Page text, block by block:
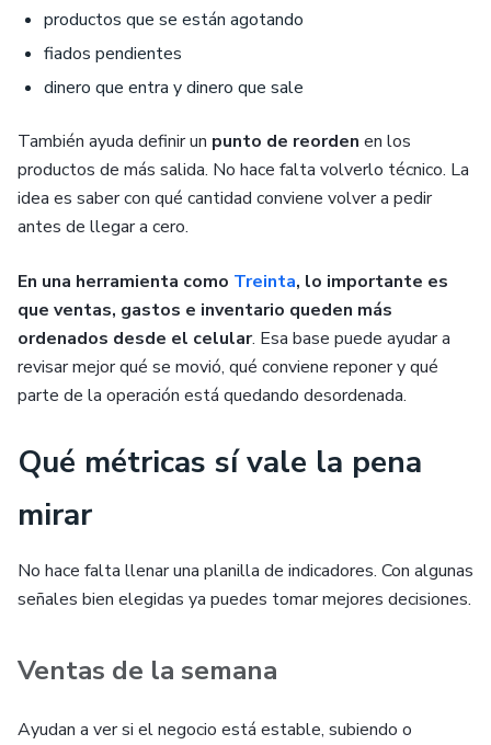
productos que se están agotando
fiados pendientes
dinero que entra y dinero que sale
También ayuda definir un punto de reorden en los
productos de más salida. No hace falta volverlo técnico. La
idea es saber con qué cantidad conviene volver a pedir
antes de llegar a cero.
En una herramienta como Treinta, lo importante es
que ventas, gastos e inventario queden más
ordenados desde el celular. Esa base puede ayudar a
revisar mejor qué se movió, qué conviene reponer y qué
parte de la operación está quedando desordenada.
Qué métricas sí vale la pena
mirar
No hace falta llenar una planilla de indicadores. Con algunas
señales bien elegidas ya puedes tomar mejores decisiones.
Ventas de la semana
Ayudan a ver si el negocio está estable, subiendo o